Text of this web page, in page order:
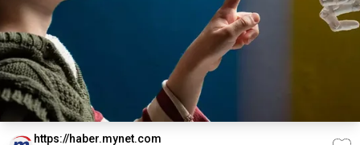
https://haber.mynet.com